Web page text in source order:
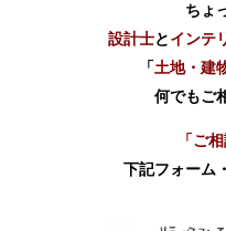
ちょ
設計士と インテ
「土地・建
何でもご
「ご
下記フォーム